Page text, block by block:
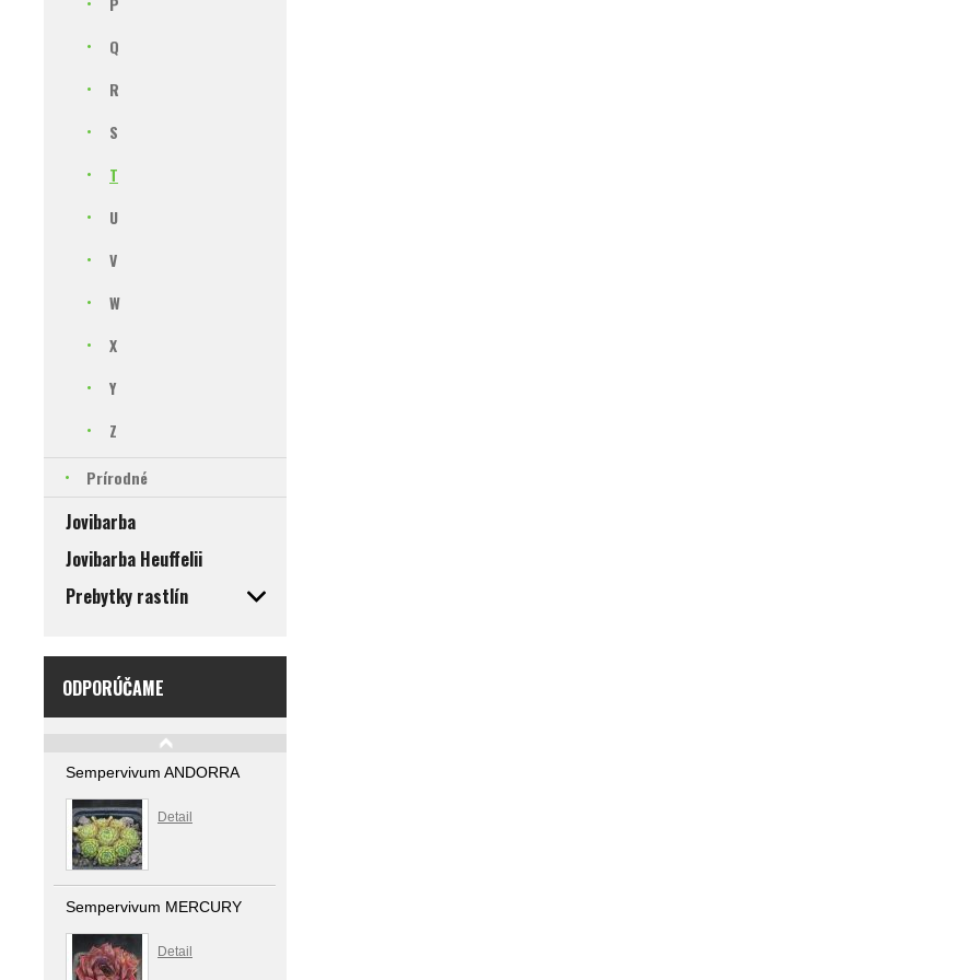
Q
R
S
T
U
V
W
X
Y
Z
Prírodné
Jovibarba
Jovibarba Heuffelii
Prebytky rastlín
ODPORÚČAME
Sempervivum ANDORRA
Detail
Sempervivum MERCURY
Detail